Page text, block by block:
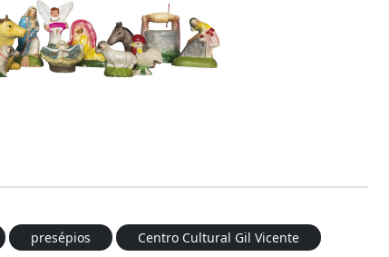
presépios Centro Cultural Gil Vicente